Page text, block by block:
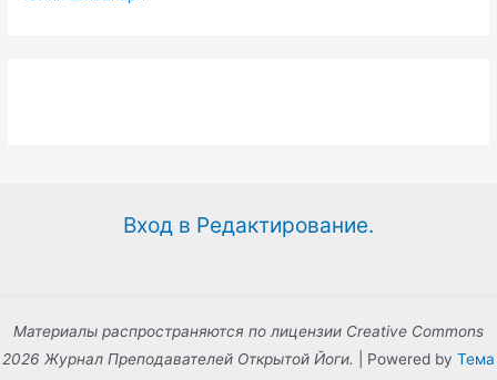
Вход в Редактирование.
Материалы распространяются по лицензии Creative Commons
2026 Журнал Преподавателей Открытой Йоги.
| Powered by Тема